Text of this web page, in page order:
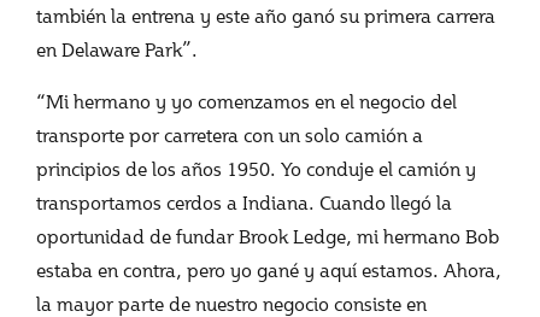
también la entrena y este año ganó su primera carrera
en Delaware Park”.
“Mi hermano y yo comenzamos en el negocio del
transporte por carretera con un solo camión a
principios de los años 1950. Yo conduje el camión y
transportamos cerdos a Indiana. Cuando llegó la
oportunidad de fundar Brook Ledge, mi hermano Bob
estaba en contra, pero yo gané y aquí estamos. Ahora,
la mayor parte de nuestro negocio consiste en